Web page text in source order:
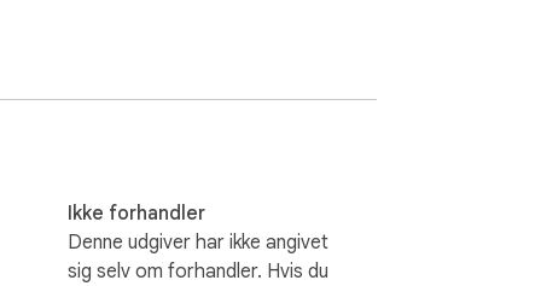
Ikke forhandler
Denne udgiver har ikke angivet
sig selv om forhandler. Hvis du